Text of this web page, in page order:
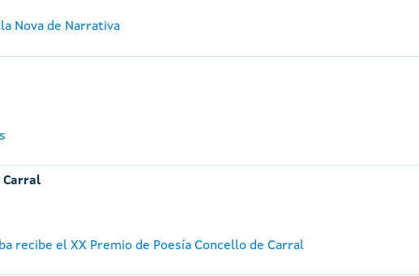
Nova de Narrativa
Carral
recibe el XX Premio de Poesía Concello de Carral